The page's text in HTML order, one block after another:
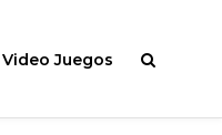
Video Juegos